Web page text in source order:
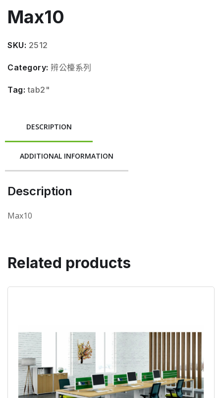
Max10
SKU: 2512
Category: 辨公檯系列
Tag:tab2"
DESCRIPTION
ADDITIONAL INFORMATION
Description
Max10
Related products